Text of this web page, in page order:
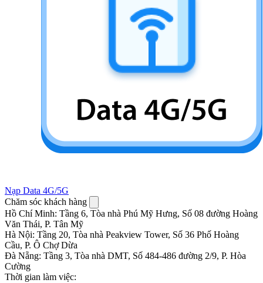
Nạp Data 4G/5G
Chăm sóc khách hàng
Hồ Chí Minh: Tầng 6, Tòa nhà Phú Mỹ Hưng, Số 08 đường Hoàng
Văn Thái, P. Tân Mỹ
Hà Nội: Tầng 20, Tòa nhà Peakview Tower, Số 36 Phố Hoàng
Cầu, P. Ô Chợ Dừa
Đà Nẵng: Tầng 3, Tòa nhà DMT, Số 484-486 đường 2/9, P. Hòa
Cường
Thời gian làm việc: